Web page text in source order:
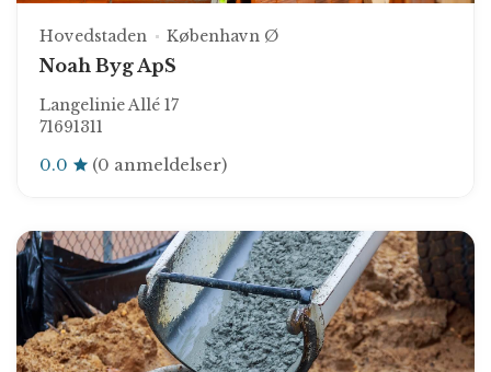
Hovedstaden København Ø
Noah Byg ApS
Langelinie Allé 17
71691311
0.0 (0 anmeldelser)